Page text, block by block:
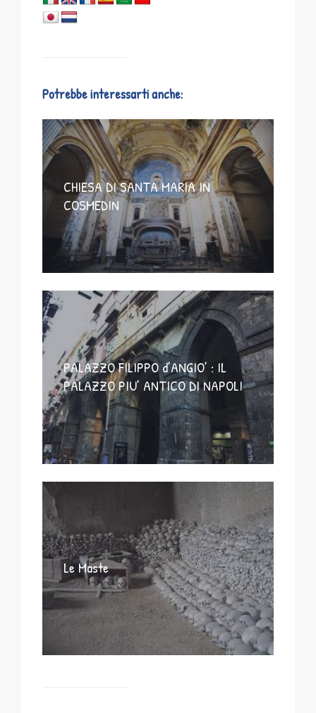
Potrebbe interessarti anche:
CHIESA DI SANTA MARIA IN
COSMEDIN
PALAZZO FILIPPO d’ANGIO’ : IL
PALAZZO PIU’ ANTICO DI NAPOLI
Le Maste